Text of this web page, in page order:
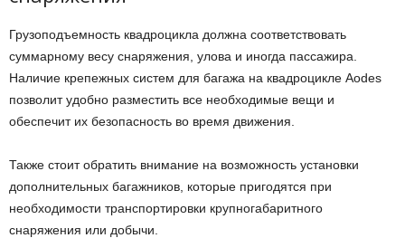
Грузоподъемность квадроцикла должна соответствовать
суммарному весу снаряжения, улова и иногда пассажира.
Наличие крепежных систем для багажа на квадроцикле Aodes
позволит удобно разместить все необходимые вещи и
обеспечит их безопасность во время движения.
Также стоит обратить внимание на возможность установки
дополнительных багажников, которые пригодятся при
необходимости транспортировки крупногабаритного
снаряжения или добычи.